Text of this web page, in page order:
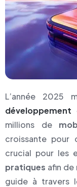
L’année 2025
développement
millions de
croissante pour
crucial pour les
pratiques afin
guide à travers